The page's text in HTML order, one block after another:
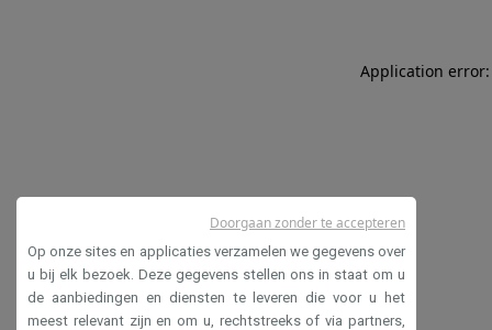
Application
Op onze sites en applicaties verzamelen we gegevens over
u bij elk bezoek. Deze gegevens stellen ons in staat om u
de aanbiedingen en diensten te leveren die voor u het
meest relevant zijn en om u, rechtstreeks of via partners,
Doorgaan zonder te accepteren